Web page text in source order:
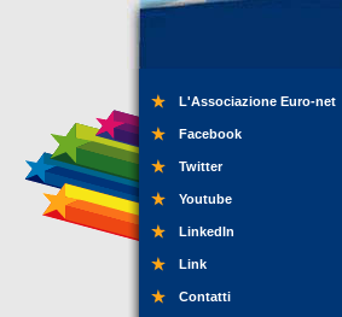
L'Associazione Euro-net
Facebook
Twitter
Youtube
LinkedIn
Link
Contatti